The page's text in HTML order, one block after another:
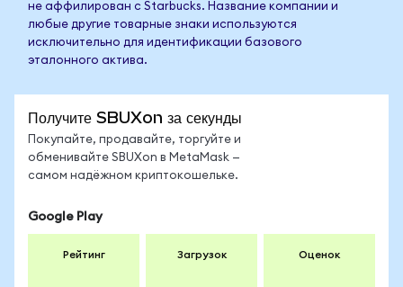
не аффилирован с Starbucks. Название компании и
любые другие товарные знаки используются
исключительно для идентификации базового
эталонного актива.
Получите SBUXon за секунды
Покупайте, продавайте, торгуйте и
обменивайте SBUXon в MetaMask —
самом надёжном криптокошельке.
Google Play
Рейтинг Загрузок Оценок